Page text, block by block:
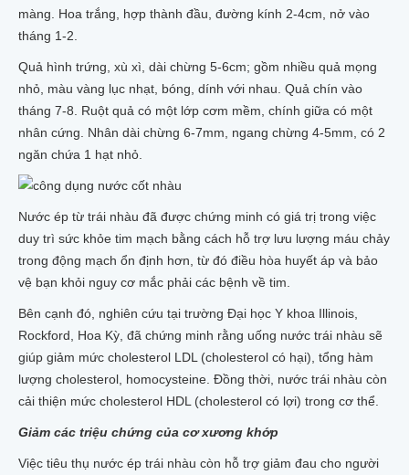
màng. Hoa trắng, hợp thành đầu, đường kính 2-4cm, nở vào
tháng 1-2.
Quả hình trứng, xù xì, dài chừng 5-6cm; gồm nhiều quả mọng
nhỏ, màu vàng lục nhạt, bóng, dính với nhau. Quả chín vào
tháng 7-8. Ruột quả có một lớp cơm mềm , chính giữa có một
nhân cứng. Nhân dài chừng 6-7mm, ngang chừng 4-5mm, có 2
ngăn chứa 1 hạt nhỏ
Nước ép từ trái nhàu đã được chứng minh có giá trị trong việc
duy trì sức khỏe tim mạch bằng cách hỗ trợ lưu lượng máu chảy
trong động mạch ổn định hơn, từ đó điều hòa huyết áp và bảo
vệ bạn khỏi nguy cơ mắc phải các bệnh về tim.
Bên cạnh đó, nghiên cứu tại trường Đại học Y khoa Illinois,
Rockford, Hoa Kỳ, đã chứng minh rằng uống nước trái nhàu sẽ
giúp giảm mức cholesterol LDL (cholesterol có hại), tổng hàm
lượng cholesterol, homocysteine. Đồng thời, nước trái nhàu còn
cải thiện mức cholesterol HDL (cholesterol có lợi) trong cơ thể.
Giảm các triệu chứng của cơ xương khớp
Việc tiêu thụ nước ép trái nhàu còn hỗ trợ giảm đau cho người